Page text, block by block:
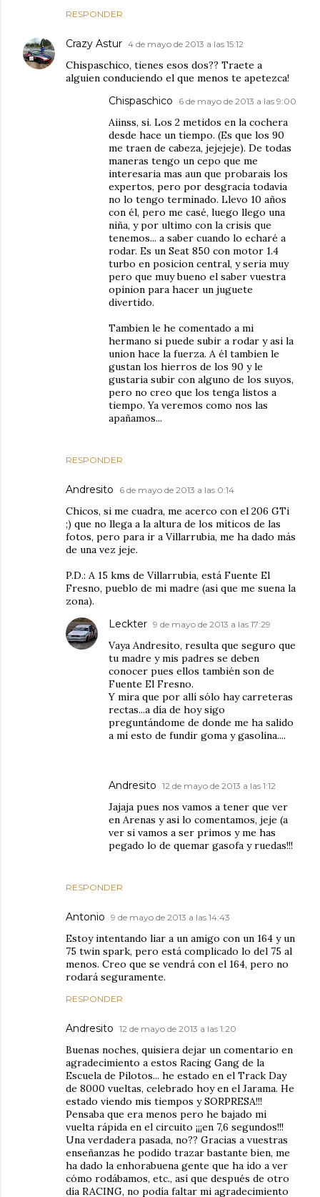
RESPONDER
Crazy Astur 4 de mayo de 2013 a las 15:12
Chispaschico, tienes esos dos?? Traete a
alguien conduciendo el que menos te apetezca!
RESPONDER
Chispaschico 6 de mayo de 2013 a las 9:00
Aiinss, si. Los 2 metidos en la cochera
desde hace un tiempo. (Es que los 90
me traen de cabeza, jejejeje). De todas
maneras tengo un cepo que me
interesaria mas aun que probarais los
expertos, pero por desgracia todavia
no lo tengo terminado. Llevo 10 años
con él, pero me casé, luego llego una
niña, y por ultimo con la crisis que
tenemos... a saber cuando lo echaré a
rodar. Es un Seat 850 con motor 1.4
turbo en posicion central, y seria muy
pero que muy bueno el saber vuestra
opinion para hacer un juguete
divertido.
Tambien le he comentado a mi
hermano si puede subir a rodar y asi la
union hace la fuerza. A él tambien le
gustan los hierros de los 90 y le
gustaria subir con alguno de los suyos,
pero no creo que los tenga listos a
tiempo. Ya veremos como nos las
apañamos...
Andresito 6 de mayo de 2013 a las 0:14
Chicos, si me cuadra, me acerco con el 206 GTi
;) que no llega a la altura de los míticos de las
fotos, pero para ir a Villarrubia, me ha dado más
de una vez jeje.
P.D.: A 15 kms de Villarrubia, está Fuente El
Fresno, pueblo de mi madre (asi que me suena la
zona).
RESPONDER
Leckter 9 de mayo de 2013 a las 17:29
Vaya Andresito, resulta que seguro que
tu madre y mis padres se deben
conocer pues ellos también son de
Fuente El Fresno.
Y mira que por allí sólo hay carreteras
rectas...a día de hoy sigo
preguntándome de donde me ha salido
a mí esto de fundir goma y gasolina....
Andresito 12 de mayo de 2013 a las 1:12
Jajaja pues nos vamos a tener que ver
en Arenas y asi lo comentamos, jeje (a
ver si vamos a ser primos y me has
pegado lo de quemar gasofa y ruedas!!!
Antonio 9 de mayo de 2013 a las 14:43
Estoy intentando liar a un amigo con un 164 y un
75 twin spark, pero está complicado lo del 75 al
menos. Creo que se vendrá con el 164, pero no
rodará seguramente.
RESPONDER
Andresito 12 de mayo de 2013 a las 1:20
Buenas noches, quisiera dejar un comentario en
agradecimiento a estos Racing Gang de la
Escuela de Pilotos... he estado en el Track Day
de 8000 vueltas, celebrado hoy en el Jarama. He
estado viendo mis tiempos y SORPRESA!!!
Pensaba que era menos pero he bajado mi
vuelta rápida en el circuito ¡¡¡en 7,6 segundos!!!
Una verdadera pasada, no?? Gracias a vuestras
enseñanzas he podido trazar bastante bien, me
ha dado la enhorabuena gente que ha ido a ver
cómo rodábamos, etc., así que después de otro
día RACING, no podía faltar mi agradecimiento